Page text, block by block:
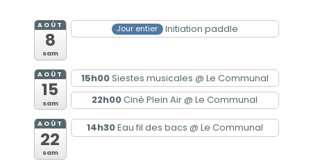
AOÛT
8
sam
Jour entier Initiation paddle
AOÛT
15
sam
15h00Siestes musicales @ Le Communal
22h00Ciné Plein Air @ Le Communal
AOÛT
22
sam
14h30Eau fil des bacs @ Le Communal